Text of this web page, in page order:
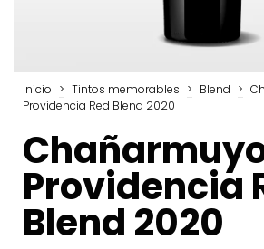
Inicio > Tintos memorables > Blend >
Providencia Red Blend 2020
Providencia
Blend 2020